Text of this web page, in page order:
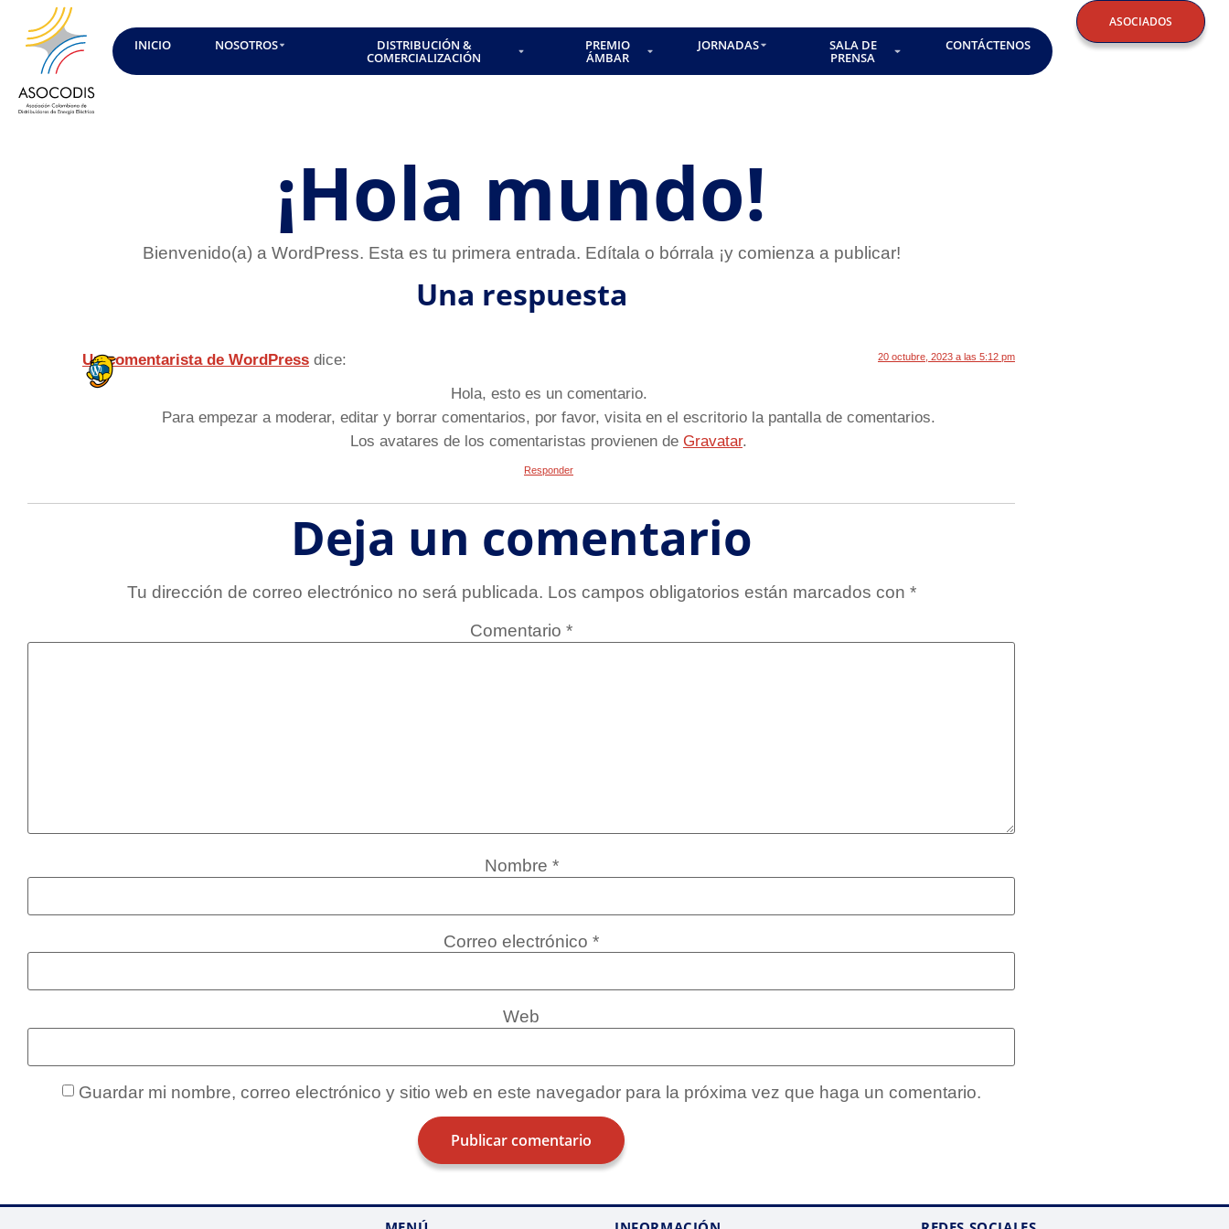
INICIO NOSOTROS DISTRIBUCIÓN &
COMERCIALIZACIÓN
PREMIO
ÁMBAR
JORNADAS SALA DE
PRENSA
CONTÁCTENOS
ASOCIADOS
¡Hola mundo!
Bienvenido(a) a WordPress. Esta es tu primera entrada. Edítala o bórrala ¡y comienza a publicar!
Una respuesta
Un comentarista de WordPress dice: 20 octubre, 2023 a las 5:12 pm
Hola, esto es un comentario.
Para empezar a moderar, editar y borrar comentarios, por favor, visita en el escritorio la pantalla de comentarios.
Los avatares de los comentaristas provienen de Gravatar.
Responder
Deja un comentario
Tu dirección de correo electrónico no será publicada. Los campos obligatorios están marcados con *
Comentario *
Nombre *
Correo electrónico *
Web
Guardar mi nombre, correo electrónico y sitio web en este navegador para la próxima vez que haga un comentario.